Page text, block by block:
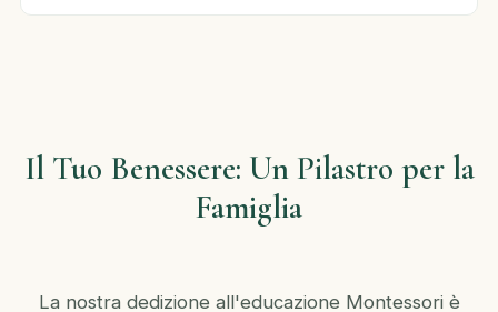
Il Tuo Benessere: Un Pilastro per la
Famiglia
La nostra dedizione all'educazione Montessori è